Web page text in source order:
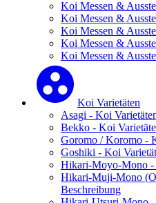
Koi Messen &
Koi Messen &
Koi Messen &
Koi Messen &
Koi Messen &
Koi Varietäten
Asagi - Koi
Bekko - Koi
Goromo / Koromo -
Goshiki - Koi
Hikari-Moyo-Mono -
Hikari-Muji-Mono
Beschreibung